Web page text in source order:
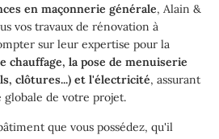
Inscription
en maçonnerie générale, Alain &
vos travaux de rénovation à
sur leur expertise pour la
chauffage, la pose de menuiserie
clôtures...) et l'électricité, assurant
globale de votre projet.
que vous possédez, qu'il